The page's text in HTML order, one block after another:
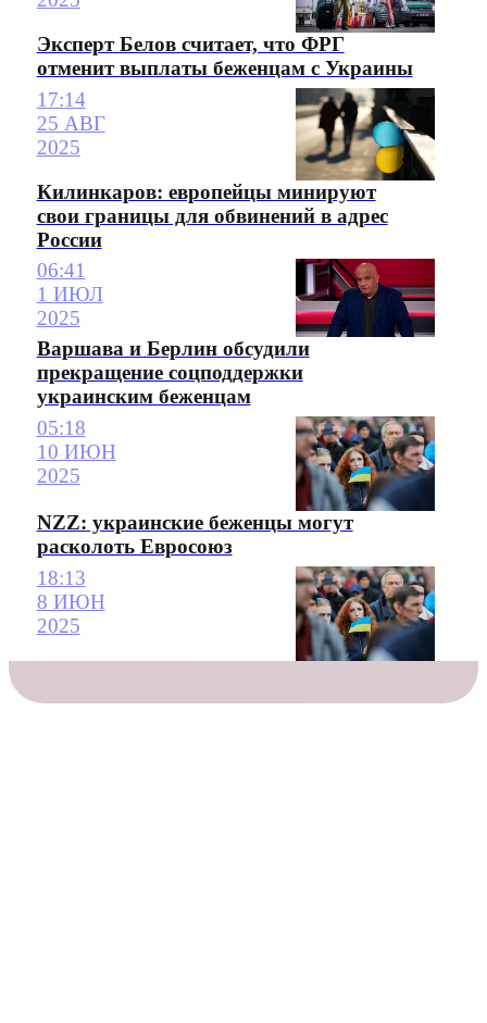
Эксперт Белов считает, что ФРГ
отменит выплаты беженцам с Украины
17:14
25 АВГ
2025
Килинкаров: европейцы минируют
свои границы для обвинений в адрес
России
06:41
1 ИЮЛ
2025
Варшава и Берлин обсудили
прекращение соцподдержки
украинским беженцам
05:18
10 ИЮН
2025
NZZ: украинские беженцы могут
расколоть Евросоюз
18:13
8 ИЮН
2025